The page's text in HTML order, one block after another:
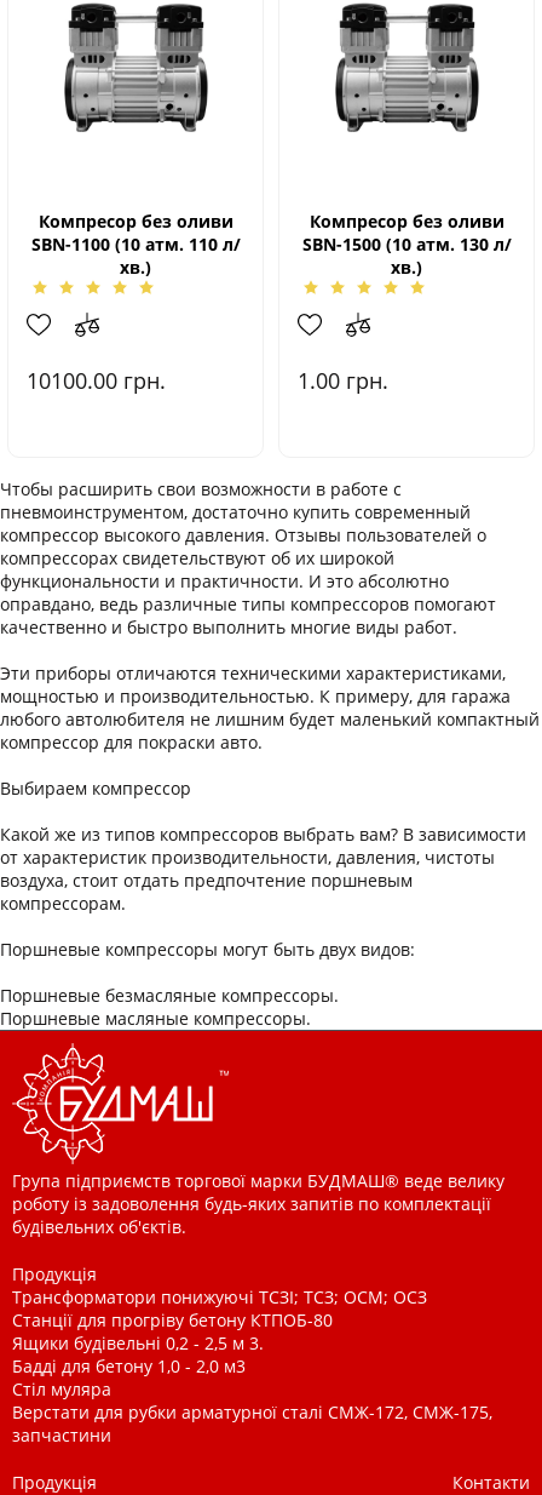
Компресор без оливи
SBN-1100 (10 атм. 110 л/
хв.)
10100.00 грн.
Компресор без оливи
SBN-1500 (10 атм. 130 л/
хв.)
1.00 грн.
Чтобы расширить свои возможности в работе с
пневмоинструментом, достаточно купить современный
компрессор высокого давления. Отзывы пользователей о
компрессорах свидетельствуют об их широкой
функциональности и практичности. И это абсолютно
оправдано, ведь различные типы компрессоров помогают
качественно и быстро выполнить многие виды работ.
Эти приборы отличаются техническими характеристиками,
мощностью и производительностью. К примеру, для гаража
любого автолюбителя не лишним будет маленький компактный
компрессор для покраски авто.
Выбираем компрессор
Какой же из типов компрессоров выбрать вам? В зависимости
от характеристик производительности, давления, чистоты
воздуха, стоит отдать предпочтение поршневым
компрессорам.
Поршневые компрессоры могут быть двух видов:
Поршневые безмасляные компрессоры.
Поршневые масляные компрессоры.
Група підприємств торгової марки БУДМАШ® веде велику
роботу із задоволення будь-яких запитів по комплектації
будівельних об'єктів.
Продукція
Трансформатори понижуючі ТСЗІ; ТСЗ; ОСМ; ОСЗ
Станції для прогріву бетону КТПОБ-80
Ящики будівельні 0,2 - 2,5 м 3.
Бадді для бетону 1,0 - 2,0 м3
Стіл муляра
Верстати для рубки арматурної сталі СМЖ-172, СМЖ-175,
запчастини
Продукція
Контакти